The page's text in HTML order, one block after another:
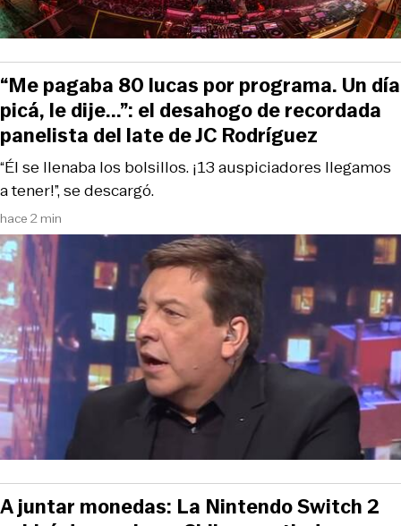
hace 2 min
“Él se llenaba los bolsillos. ¡13 auspiciadores llegamos
a tener!”, se descargó.
“Me pagaba 80 lucas por programa. Un día
picá, le dije...”: el desahogo de recordada
panelista del late de JC Rodríguez
A juntar monedas: La Nintendo Switch 2